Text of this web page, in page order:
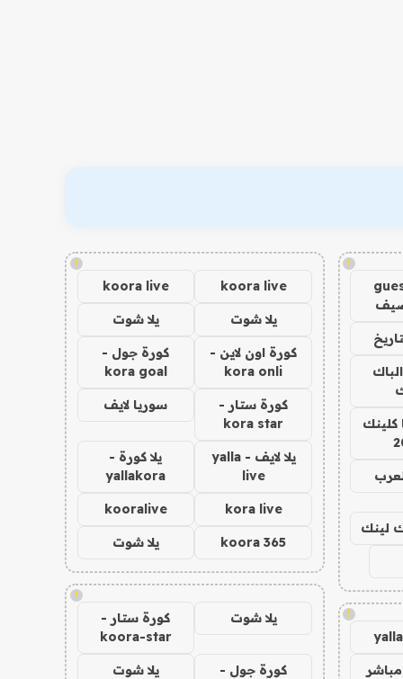
!
كلينك
لينك
!
!
koora live
koora live
يلا شوت يلا شوت
كورة اون لاين -
kora onli
كورة جول -
kora goal
كورة ستار -
kora star
سوريا لايف
يلا لايف - yalla
live
يلا كورة -
yallakora
kora live
kooralive
koora 365 يلا شوت
!
يلا شوت
كورة ستار -
koora-star
كورة جول -
يلا شوت